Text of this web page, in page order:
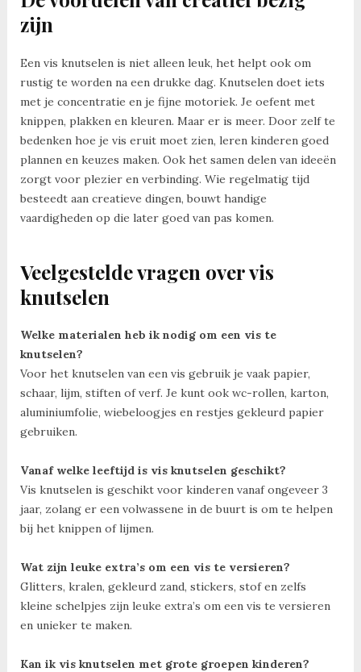
zijn
Een vis knutselen is niet alleen leuk, het helpt ook om
rustig te worden na een drukke dag. Knutselen doet iets
met je concentratie en je fijne motoriek. Je oefent met
knippen, plakken en kleuren. Maar er is meer. Door zelf te
bedenken hoe je vis eruit moet zien, leren kinderen goed
plannen en keuzes maken. Ook het samen delen van ideeën
zorgt voor plezier en verbinding. Wie regelmatig tijd
besteedt aan creatieve dingen, bouwt handige
vaardigheden op die later goed van pas komen.
Veelgestelde vragen over vis
knutselen
Welke materialen heb ik nodig om een vis te
knutselen?
Voor het knutselen van een vis gebruik je vaak papier,
schaar, lijm, stiften of verf. Je kunt ook wc-rollen, karton,
aluminiumfolie, wiebeloogjes en restjes gekleurd papier
gebruiken.
Vanaf welke leeftijd is vis knutselen geschikt?
Vis knutselen is geschikt voor kinderen vanaf ongeveer 3
jaar, zolang er een volwassene in de buurt is om te helpen
bij het knippen of lijmen.
Wat zijn leuke extra’s om een vis te versieren?
Glitters, kralen, gekleurd zand, stickers, stof en zelfs
kleine schelpjes zijn leuke extra’s om een vis te versieren
en unieker te maken.
Kan ik vis knutselen met grote groepen kinderen?